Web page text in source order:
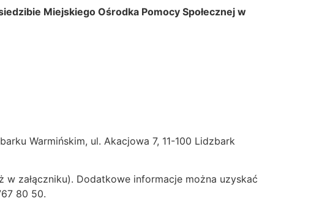
Miejskiego Ośrodka Pomocy Społecznej w
Warmińskim, ul. Akacjowa 7, 11-100 Lidzbark
załączniku). Dodatkowe informacje można uzyskać
80 50.